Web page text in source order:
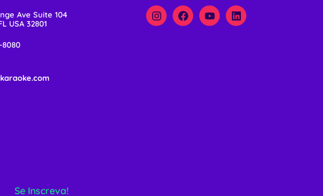
Ave Suite 104
USA 32801
8080
Se Inscreva!